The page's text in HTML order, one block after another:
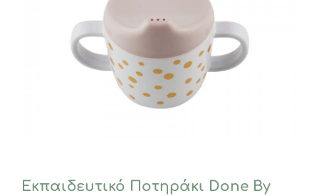
Εκπαιδευτικό Ποτηράκι Done By